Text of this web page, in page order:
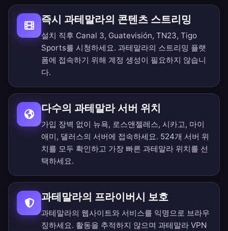
즉시 과테말라의 콘텐츠 스트리밍
설치 직후 Canal 3, Guatevisión, TN23, Tigo
Sports를 시청하세요. 과테말라의 스트리밍 플랫
폼에 접속하기 위해 계정 생성이 필요하지 않습니
다.
다수의 과테말라 서버 위치
가입 장벽 없이 뉴욕, 로스앤젤레스, 시카고, 마이
애미, 댈러스의 서버에 접속하세요. 524개 서버 위
치를 모두 확인하고 가장 빠른 과테말라 위치를 선
택하세요.
과테말라의 프라이버시 보호
과테말라의 웹사이트와 서비스를 익명으로 브라우
징하세요. 활동을 추적하지 않으며 과테말라 VPN